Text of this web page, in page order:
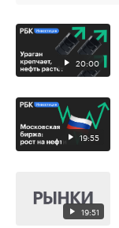
20:00
19:55
19:51